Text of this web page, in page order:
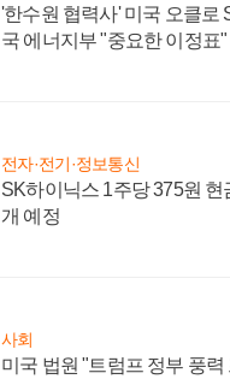
'한수원 협력사' 미국 오클로
국 에너지부 "중요한 이정표"
전자·전기·정보통신
SK하이닉스 1주당 375원
개 예정
사회
미국 법원 "트럼프 정부 풍